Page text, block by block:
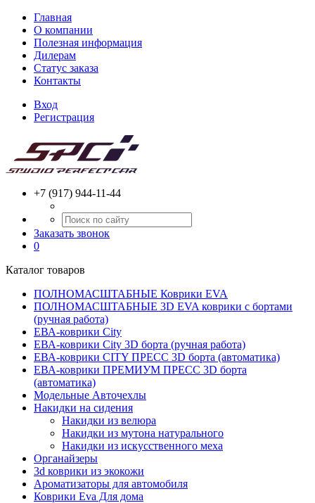
Главная
О компании
Полезная информация
Дилерам
Статус заказа
Контакты
Вход
Регистрация
+7 (917) 944-11-44
Заказать звонок
0
Каталог товаров
ПОЛНОМАСШТАБНЫЕ Коврики EVA
ПОЛНОМАСШТАБНЫЕ 3D EVA коврики с бортами
(ручная работа)
ЕВА-коврики City
ЕВА-коврики City 3D борта (ручная работа)
ЕВА-коврики CITY ПРЕСС 3D борта (автоматика)
ЕВА-коврики ПРЕМИУМ ПРЕСС 3D борта
(автоматика)
Модельные Авточехлы
Накидки на сидения
Накидки из велюра
Накидки из мутона натурального
Накидки из искусственного меха
Органайзеры
3d коврики из экокожи
Ароматизаторы для автомобиля
Коврики Eva Для дома